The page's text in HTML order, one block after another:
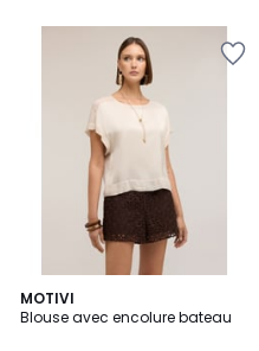
MOTIVI
Blouse avec encolure bateau
3
Couleurs